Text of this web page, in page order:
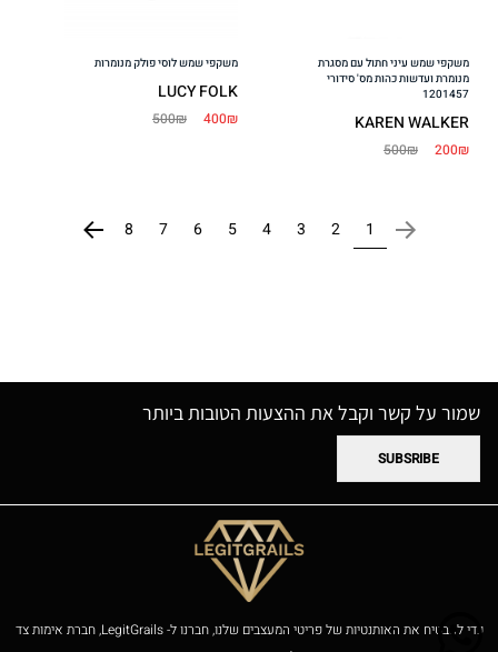
משקפי שמש עיני חתול עם מסגרת
מנומרת ועדשות כהות מס' סידורי
1201457
KAREN WALKER
200₪
500₪
משקפי שמש לוסי פולק מנומרות
LUCY FOLK
400₪
500₪
1
2
3
4
5
6
7
8
שמור על קשר וקבל את ההצעות הטובות ביותר
SUBSRIBE
כדי להבטיח את האותנטיות של פריטי המעצבים שלנו, חברנו ל- LegitGrails, חברת אימות צד